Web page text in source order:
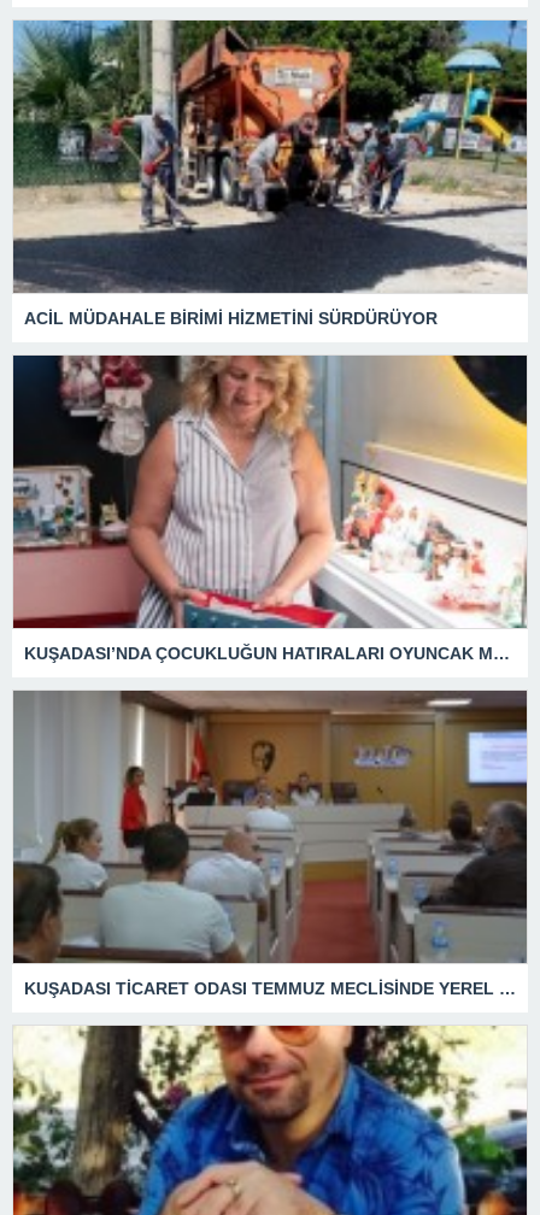
ACİL MÜDAHALE BİRİMİ HİZMETİNİ SÜRDÜRÜYOR
KUŞADASI’NDA ÇOCUKLUĞUN HATIRALARI OYUNCAK MÜZESİNDE HAYAT BULACAK
KUŞADASI TİCARET ODASI TEMMUZ MECLİSİNDE YEREL İŞLETMELERE ANLAMLI DESTEK